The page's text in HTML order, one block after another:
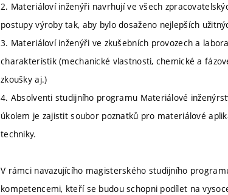
2. Materiáloví inženýři navrhují ve všech
postupy výroby tak, aby bylo dosaženo nejlepších
3. Materiáloví inženýři ve zkušebních provozech a
charakteristik (mechanické vlastnosti, chemické a
zkoušky aj.)
4. Absolventi studijního programu Materiálové
úkolem je zajistit soubor poznatků pro materiálové
techniky.
V rámci navazujícího magisterského studijního
kompetencemi, kteří se budou schopni podílet na